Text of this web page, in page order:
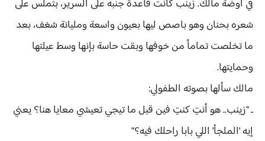
في أوضة مالك. زينب كانت قاعدة جنبه على السرير، بتملس على
شعره بحنان وهو باصص ليها بعيون واسعة ومليانة شغف، بعد
ما تخلصت تماماً من خوفها وبقت حاسة بإنها وسط عيلتها
وحمايتها.
مالك سألها بصوته الطفولي:
ـ "زينب.. هو أنتِ كنتِ فين قبل ما تيجي تعيشي معايا هنا؟ يعني
إيه 'الملجأ' اللي بابا راحلك فيه؟"